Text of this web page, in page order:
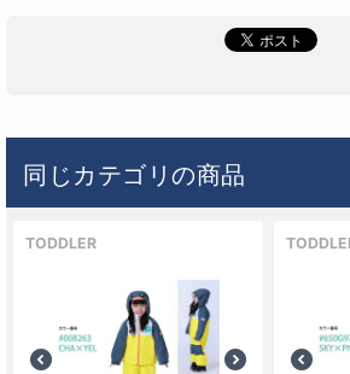
同じカテゴリの商品
TODDLER